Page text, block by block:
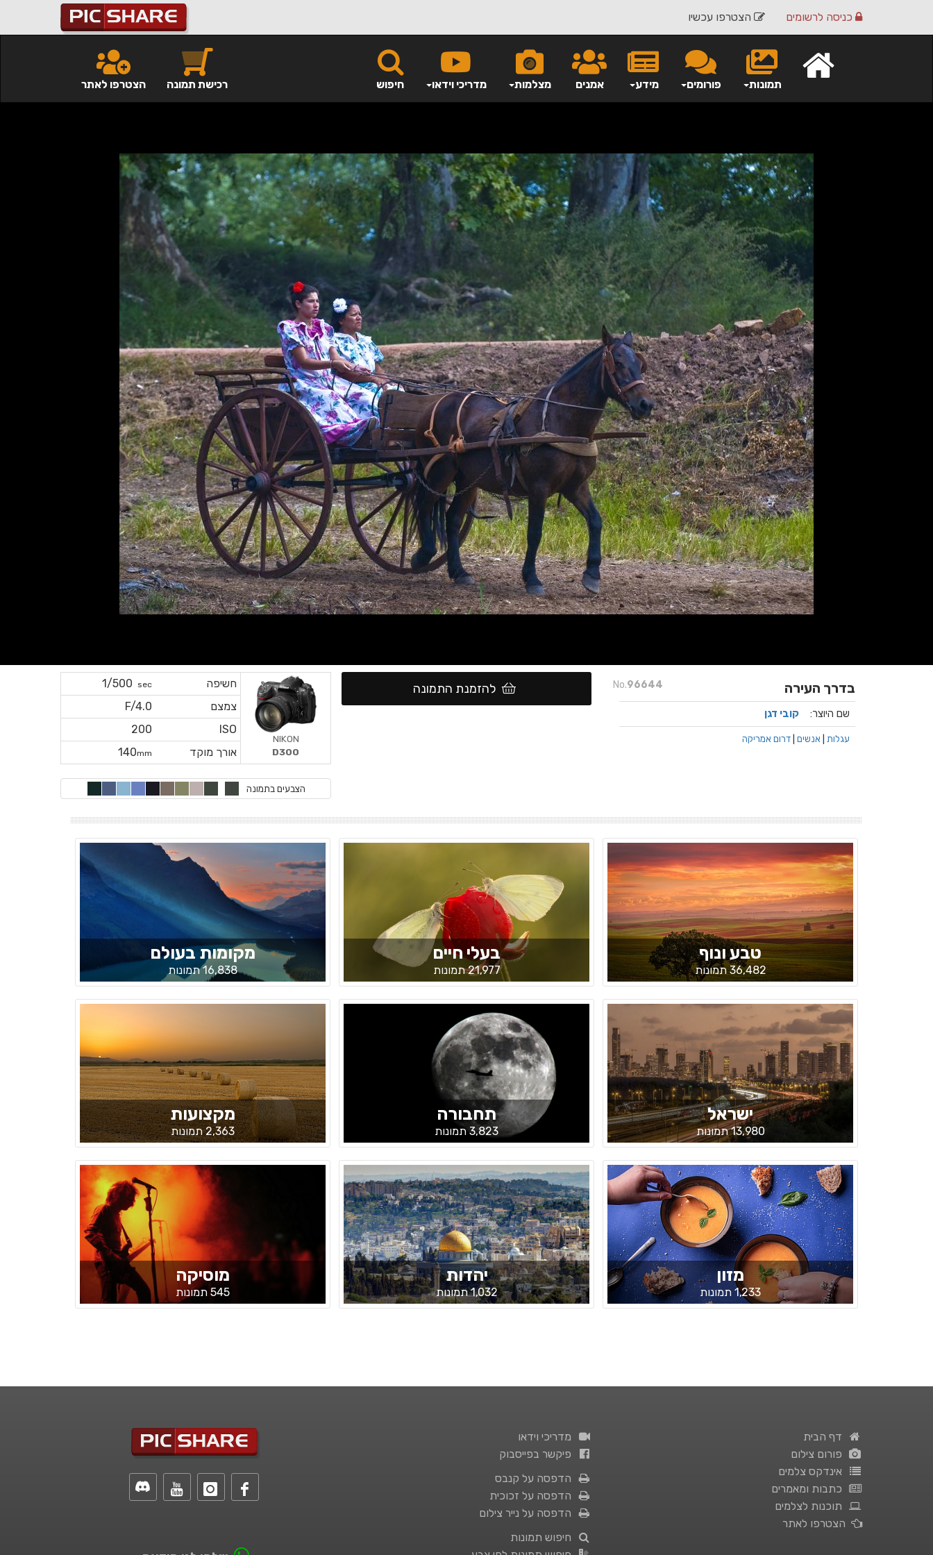
הצטרפו עכשיו כניסה לרשומים
חיפוש מדריכי וידאו מצלמות אמנים מידע פורומים תמונות הצטרפו לאתר רכישת תמונה
No.96644 בדרך העירה
שם היוצר: קובי דגן
עגלות אנשים דרום אמריקה
חשיפה sec
1/500
צמצם
F/4.0
ISO
200
אורך מוקד
140mm
NIKON
D300
הצבעים בתמונה
להזמנת התמונה
טבע ונוף
36,482 תמונות
בעלי חיים
21,977 תמונות
מקומות בעולם
16,838 תמונות
ישראל
13,980 תמונות
תחבורה
3,823 תמונות
מקצועות
2,363 תמונות
מזון
1,233 תמונות
יהדות
1,032 תמונות
מוסיקה
545 תמונות
מדריכי וידאו
פיקשר בפייסבוק
הדפסה על קנבס
הדפסה על זכוכית
הדפסה על נייר צילום
חיפוש תמונות
דף הבית
פורום צילום
אינדקס צלמים
כתבות ומאמרים
תוכנות לצלמים
הצטרפו לאתר